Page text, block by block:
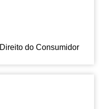
Direito do Consumidor